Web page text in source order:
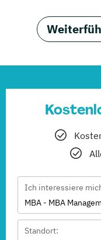
Ich interessiere
MBA - MBA
Standort: